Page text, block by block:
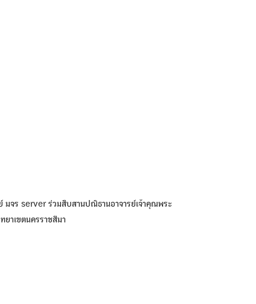
มจร serverร่วมสืบสานปณิธานอาจารย์เจ้าคุณพระ
าเขตนครราชสีมา